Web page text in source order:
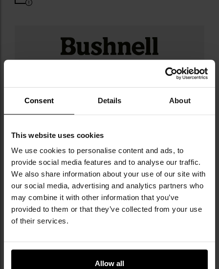
Consent Details About
This website uses cookies
We use cookies to personalise content and ads, to
provide social media features and to analyse our traffic.
We also share information about your use of our site with
our social media, advertising and analytics partners who
may combine it with other information that you’ve
provided to them or that they’ve collected from your use
of their services.
Allow all
Militaria.pl є ексклюзивним дистриб’ютором
Bushnell — ікона світової спортивної оптики,
історія якої сягає 1948 року. Бренд постійно
сучасних і доступних за ціною біноклів,
оптичних прицілів, далекомірів, приладів
нічного бачення й телескопів, які здобули
визнання мисливців, стрільців, туристів і
поціновувачів природи. Продукція Bushnell
неодноразово відзначалася нагородами за
дизайн і функціональність, що підтверджує
її високу якість і довговічність. У портфоліо
компанії також є відомі бренди, такі як
асортимент охоплює широкий вибір оптики